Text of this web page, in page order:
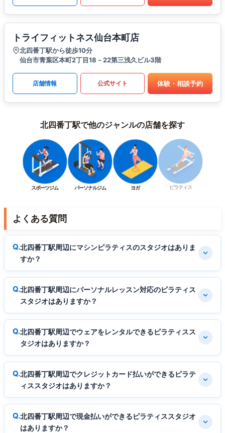
トライフィットネス仙台本町店
北四番丁駅から徒歩10分
仙台市青葉区本町2丁目18－22第三浅久ビル3階
店舗情報 公式サイト 体験・相談予約
北四番丁駅で他のジャンルの店舗を探す
スポーツジム パーソナルジム ヨガ ピラティス
よくある質問
北四番丁駅周辺にマシンピラティスのスタジオはありま
すか？
北四番丁駅周辺にパーソナルレッスン対応のピラティス
スタジオはありますか？
北四番丁駅周辺でウェアをレンタルできるピラティスス
タジオはありますか？
北四番丁駅周辺でクレジットカード払いができるピラテ
ィススタジオはありますか？
北四番丁駅周辺で現金払いができるピラティススタジオ
はありますか？